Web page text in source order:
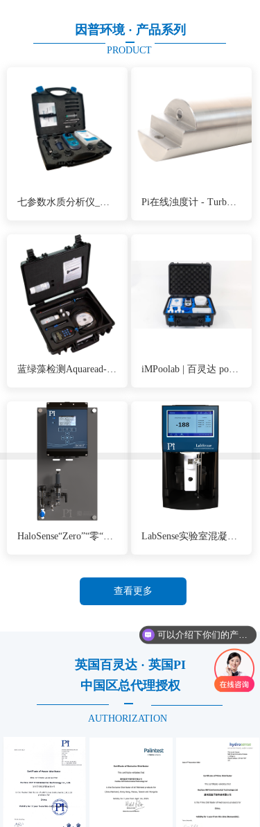
因普环境 · 产品系列
PRODUCT
Pi在线浊度计 - TurbSense浊度检测仪
iMPoolab | 百灵达 pooltest6泳池六参数检测
查看更多
英国百灵达 · 英国PI
中国区总代理授权
AUTHORIZATION
可以介绍下你们的产品么